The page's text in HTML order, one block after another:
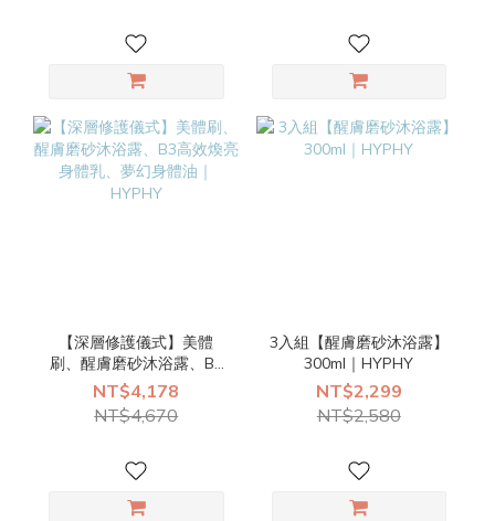
【深層修護儀式】美體
刷、醒膚磨砂沐浴露、B3
高效煥亮身體乳、夢幻身
體油｜HYPHY
NT$4,178
NT$4,670
3入組【醒膚磨砂沐浴露】
300ml｜HYPHY
NT$2,299
NT$2,580